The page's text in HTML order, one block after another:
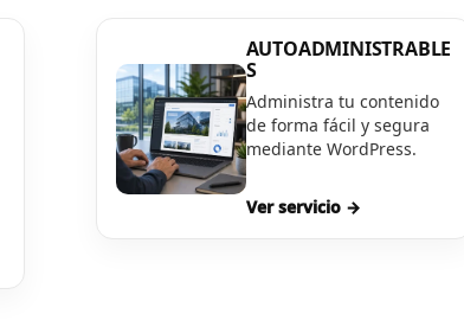
AUTOADMINISTRABLE
S
Administra tu contenido
de forma fácil y segura
mediante WordPress.
Ver servicio →